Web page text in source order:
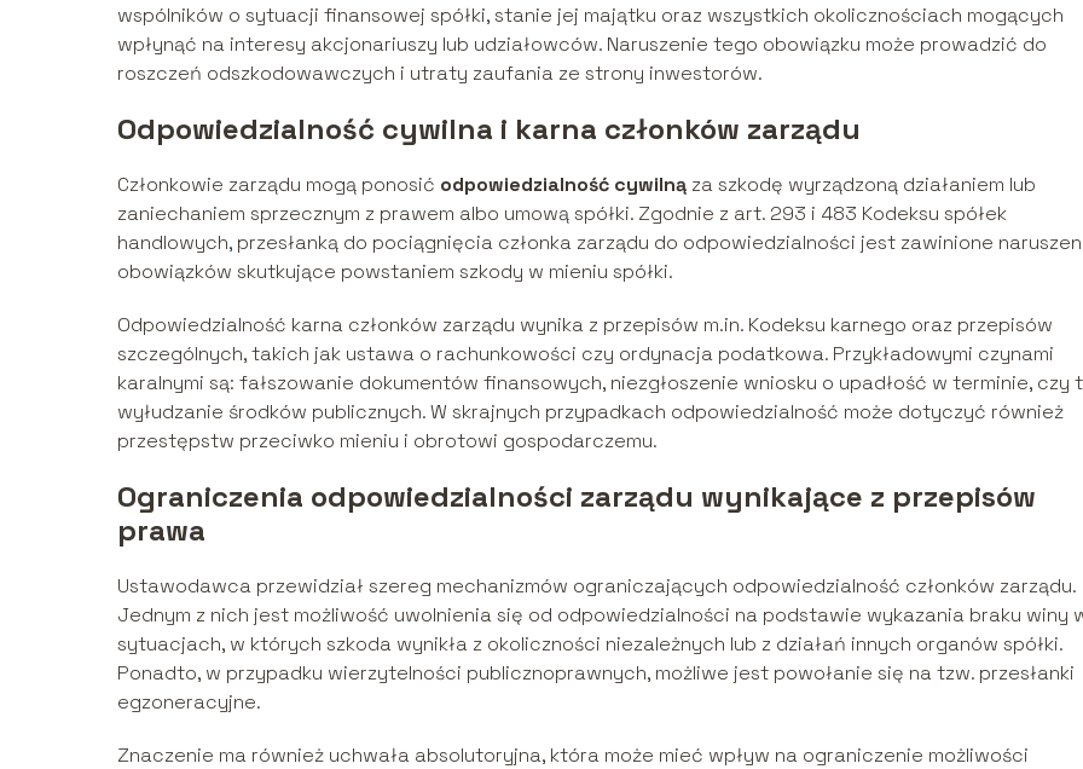
wspólników o sytuacji finansowej spółki, stanie jej majątku oraz wszystkich okolicznościach mogących
wpłynąć na interesy akcjonariuszy lub udziałowców. Naruszenie tego obowiązku może prowadzić do
roszczeń odszkodowawczych i utraty zaufania ze strony inwestorów.
Odpowiedzialność cywilna i karna członków zarządu
Członkowie zarządu mogą ponosić odpowiedzialność cywilną za szkodę wyrządzoną działaniem lub
zaniechaniem sprzecznym z prawem albo umową spółki. Zgodnie z art. 293 i 483 Kodeksu spółek
handlowych, przesłanką do pociągnięcia członka zarządu do odpowiedzialności jest zawinione
obowiązków skutkujące powstaniem szkody w mieniu spółki.
Odpowiedzialność karna członków zarządu wynika z przepisów m.in. Kodeksu karnego oraz przepisów
szczególnych, takich jak ustawa o rachunkowości czy ordynacja podatkowa. Przykładowymi czynami
karalnymi są: fałszowanie dokumentów finansowych, niezgłoszenie wniosku o upadłość w terminie, czy
wyłudzanie środków publicznych. W skrajnych przypadkach odpowiedzialność może dotyczyć również
przestępstw przeciwko mieniu i obrotowi gospodarczemu.
Ograniczenia odpowiedzialności zarządu wynikające z przepisów
prawa
Ustawodawca przewidział szereg mechanizmów ograniczających odpowiedzialność członków zarządu.
Jednym z nich jest możliwość uwolnienia się od odpowiedzialności na podstawie wykazania braku winy
sytuacjach, w których szkoda wynikła z okoliczności niezależnych lub z działań innych organów spółki.
Ponadto, w przypadku wierzytelności publicznoprawnych, możliwe jest powołanie się na tzw. przesłanki
egzoneracyjne.
Znaczenie ma również uchwała absolutoryjna, która może mieć wpływ na ograniczenie możliwości